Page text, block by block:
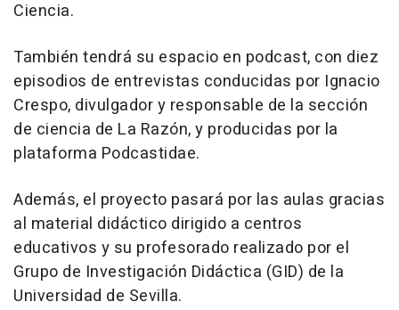
Ciencia.
También tendrá su espacio en podcast, con diez
episodios de entrevistas conducidas por Ignacio
Crespo, divulgador y responsable de la sección
de ciencia de La Razón, y producidas por la
plataforma Podcastidae.
Además, el proyecto pasará por las aulas gracias
al material didáctico dirigido a centros
educativos y su profesorado realizado por el
Grupo de Investigación Didáctica (GID) de la
Universidad de Sevilla.